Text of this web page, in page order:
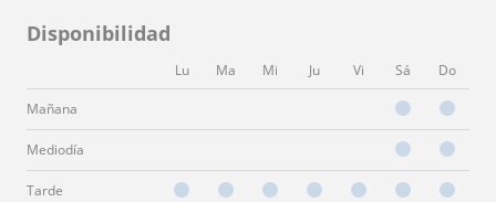
Disponibilidad
Lu Ma Mi Ju Vi Sá Do
Mañana
Mediodía
Tarde